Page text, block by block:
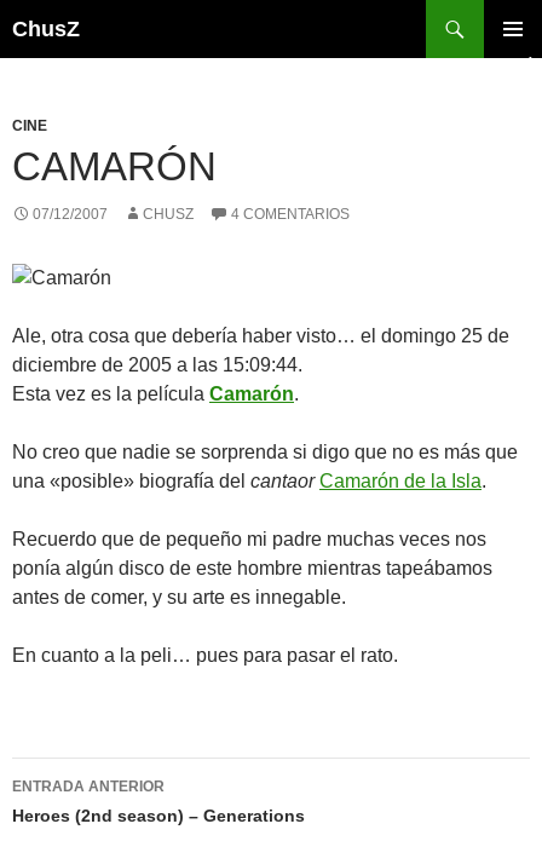
ChusZ
CINE
CAMARÓN
07/12/2007 CHUSZ 4 COMENTARIOS
Ale, otra cosa que debería haber visto… el domingo 25 de
diciembre de 2005 a las 15:09:44.
Esta vez es la película Camarón.
No creo que nadie se sorprenda si digo que no es más que
una «posible» biografía del cantaor Camarón de la Isla.
Recuerdo que de pequeño mi padre muchas veces nos
ponía algún disco de este hombre mientras tapeábamos
antes de comer, y su arte es innegable.
En cuanto a la peli… pues para pasar el rato.
Navegación
de
ENTRADA ANTERIOR
Heroes (2nd season) – Generations